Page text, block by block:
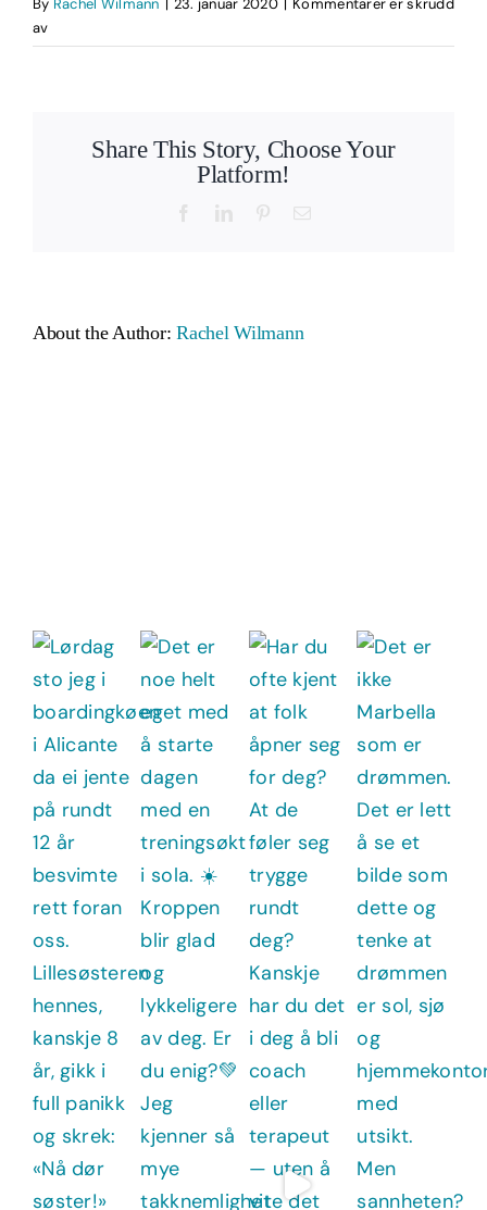
By Rachel Wilmann | 23. januar 2020 | Kommentarer er skrudd
avfor
PrudSkjerm-
Share This Story, Choose Your
Platform!
FacebookLinkedInPinterestEmail
About the Author:Rachel Wilmann